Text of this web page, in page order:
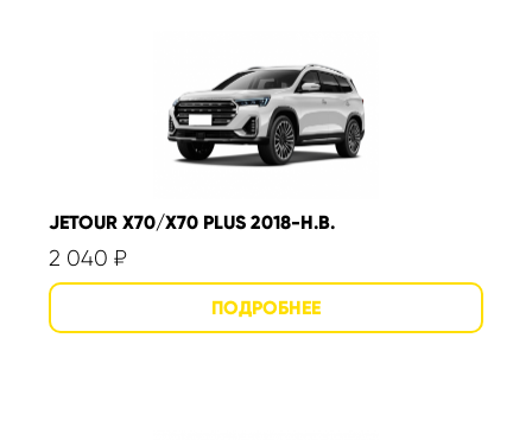
JETOUR X70/X70 PLUS 2018-Н.В.
2 040 ₽